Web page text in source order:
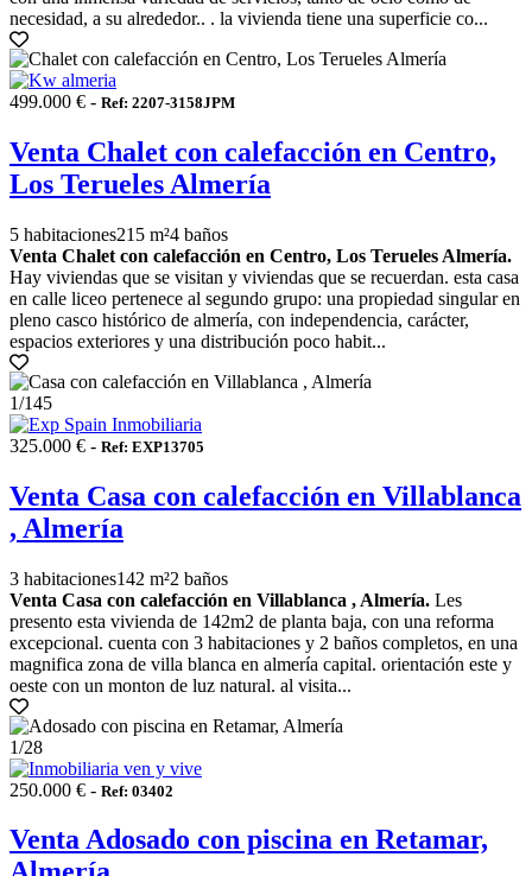
necesidad, a su alrededor.. . la vivienda tiene una superficie co...
499.000 € - Ref: 2207-3158JPM
Venta Chalet con calefacción en Centro,
Los Terueles Almería
5 habitaciones215 m²4 baños
Venta Chalet con calefacción en Centro, Los Terueles Almería.
Hay viviendas que se visitan y viviendas que se recuerdan. esta casa
en calle liceo pertenece al segundo grupo: una propiedad singular en
pleno casco histórico de almería, con independencia, carácter,
espacios exteriores y una distribución poco habit...
1/145
325.000 € - Ref: EXP13705
Venta Casa con calefacción en Villablanca
, Almería
3 habitaciones142 m²2 baños
Venta Casa con calefacción en Villablanca , Almería. Les
presento esta vivienda de 142m2 de planta baja, con una reforma
excepcional. cuenta con 3 habitaciones y 2 baños completos, en una
magnifica zona de villa blanca en almería capital. orientación este y
oeste con un monton de luz natural. al visita...
1/28
250.000 € - Ref: 03402
Venta Adosado con piscina en Retamar,